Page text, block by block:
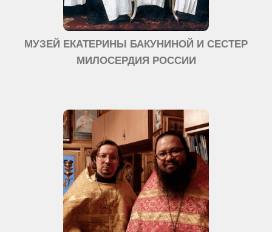
МУЗЕЙ ЕКАТЕРИНЫ БАКУНИНОЙ И СЕСТЕР
МИЛОСЕРДИЯ РОССИИ